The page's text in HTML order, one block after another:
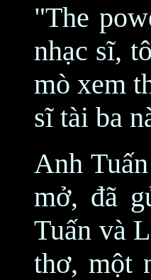
"The
nhạc sĩ,
mò xem
sĩ tài ba
Anh
mở, đã
Tuấn và
thơ, một